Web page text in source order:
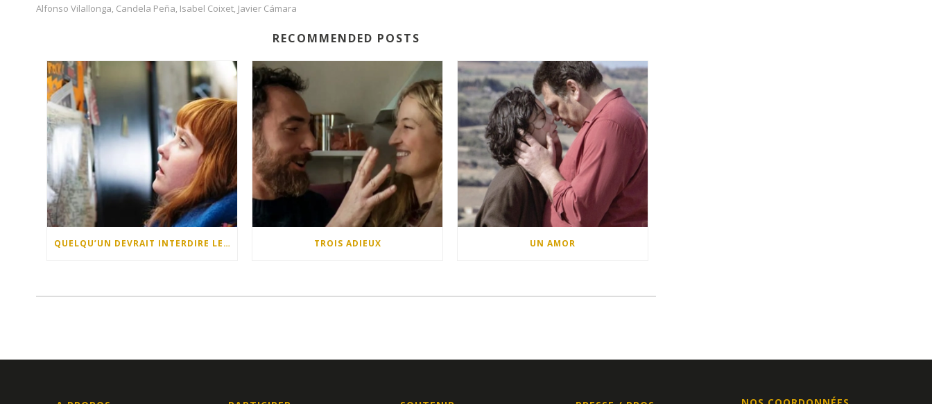
Alfonso Vilallonga, Candela Peña, Isabel Coixet, Javier Cámara
RECOMMENDED POSTS
QUELQU’UN DEVRAIT INTERDIRE LES DIMANCHES APRÈS-MIDI TROIS ADIEUX UN AMOR